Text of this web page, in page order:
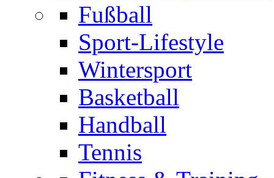
Fußball
Sport-Lifestyle
Wintersport
Basketball
Handball
Tennis